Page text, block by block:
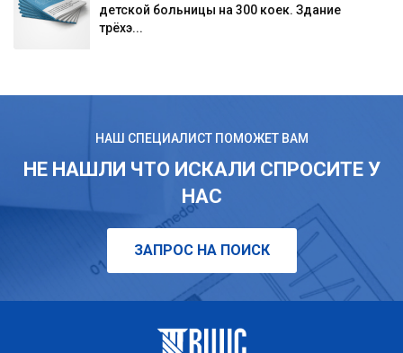
детской больницы на 300 коек. Здание
трёхэ...
НАШ СПЕЦИАЛИСТ ПОМОЖЕТ ВАМ
НЕ НАШЛИ ЧТО ИСКАЛИ СПРОСИТЕ У
НАС
ЗАПРОС НА ПОИСК